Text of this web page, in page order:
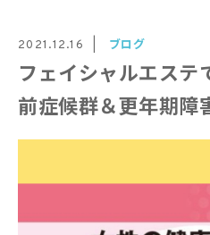
2021.12.16 ブログ
フェイシャルエステ
前症候群＆更年期障